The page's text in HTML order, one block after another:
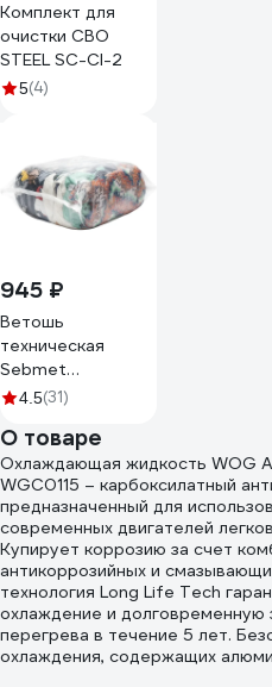
Комплект для
очистки СВО
STEEL SC-Cl-2
5(4)
945 ₽
Ветошь
техническая
Sebmet
TD12000010, 10
4.5(31)
О товаре
Охлаждающая жидкость WOG
WGC0115 – карбоксилатный
предназначенный для
современных двигателей
Купирует коррозию за счет
антикоррозийных и
технология Long Life Tech
охлаждение и долговременную
перегрева в течение 5 лет.
охлаждения, содержащих